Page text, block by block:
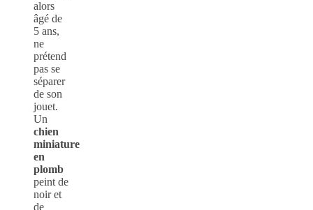
alors
âgé de
5 ans,
ne
prétend
pas se
séparer
de son
jouet.
Un
chien
miniature
en
plomb
peint de
noir et
de